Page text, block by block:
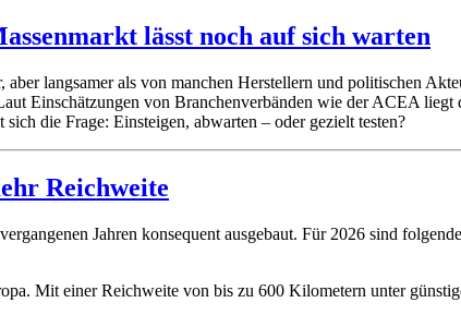
lässt noch auf sich warten
langsamer als von manchen Herstellern und politischen
Einschätzungen von Branchenverbänden wie der ACEA
die Frage: Einsteigen, abwarten – oder gezielt testen?
Reichweite
Jahren konsequent ausgebaut. Für 2026 sind
Mit einer Reichweite von bis zu 600 Kilometern unter